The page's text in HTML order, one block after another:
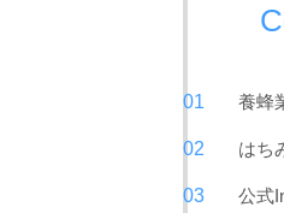
養蜂
はち
公式